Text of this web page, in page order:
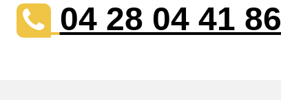
04 28 04 41 86